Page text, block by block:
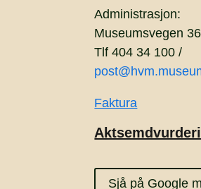
Administrasjon:
Museumsvegen
Tlf 404 34 100 /
Faktura
Sjå på Google